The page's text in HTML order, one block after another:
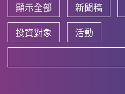
顯示全部 新聞稿
投資對象 活動